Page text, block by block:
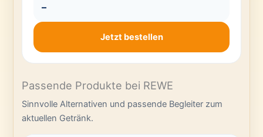
–
Jetzt bestellen
Passende Produkte bei REWE
Sinnvolle Alternativen und passende Begleiter zum
aktuellen Getränk.